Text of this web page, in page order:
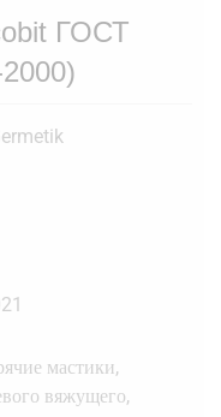
ГОСТ
мастики,
вяжущего,